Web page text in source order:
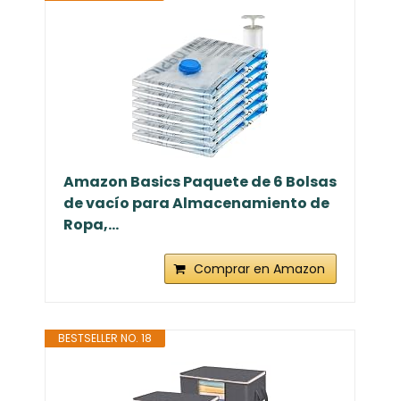
Amazon Basics Paquete de 6 Bolsas
de vacío para Almacenamiento de
Ropa,...
Comprar en Amazon
BESTSELLER NO. 18